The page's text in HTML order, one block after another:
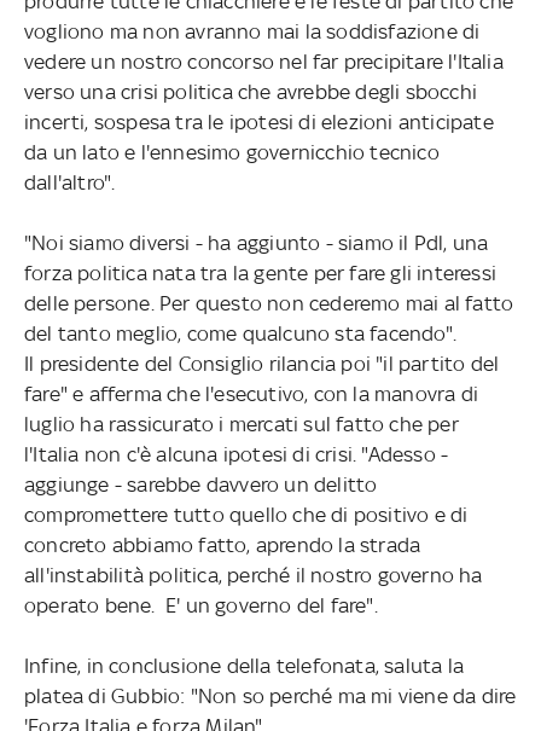
vogliono ma non avranno mai la soddisfazione di
vedere un nostro concorso nel far precipitare l'Italia
verso una crisi politica che avrebbe degli sbocchi
incerti, sospesa tra le ipotesi di elezioni anticipate
da un lato e l'ennesimo governicchio tecnico
dall'altro".
"Noi siamo diversi - ha aggiunto - siamo il Pdl, una
forza politica nata tra la gente per fare gli interessi
delle persone. Per questo non cederemo mai al fatto
del tanto meglio, come qualcuno sta facendo".
Il presidente del Consiglio rilancia poi "il partito del
fare" e afferma che l'esecutivo, con la manovra di
luglio ha rassicurato i mercati sul fatto che per
l'Italia non c'è alcuna ipotesi di crisi. "Adesso -
aggiunge - sarebbe davvero un delitto
compromettere tutto quello che di positivo e di
concreto abbiamo fatto, aprendo la strada
all'instabilità politica, perché il nostro governo ha
operato bene. E' un governo del fare".
Infine, in conclusione della telefonata, saluta la
platea di Gubbio: "Non so perché ma mi viene da dire
'Forza Italia e forza Milan".